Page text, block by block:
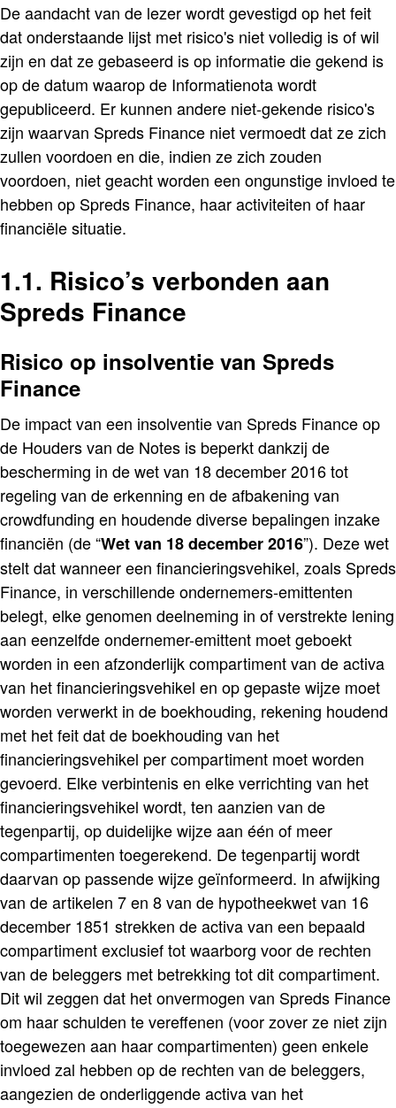
De aandacht van de lezer wordt gevestigd op het feit
dat onderstaande lijst met risico's niet volledig is of wil
zijn en dat ze gebaseerd is op informatie die gekend is
op de datum waarop de Informatienota wordt
gepubliceerd. Er kunnen andere niet-gekende risico's
zijn waarvan Spreds Finance niet vermoedt dat ze zich
zullen voordoen en die, indien ze zich zouden
voordoen, niet geacht worden een ongunstige invloed te
hebben op Spreds Finance, haar activiteiten of haar
financiële situatie.
1.1. Risico’s verbonden aan
Spreds Finance
Risico op insolventie van Spreds
Finance
De impact van een insolventie van Spreds Finance op
de Houders van de Notes is beperkt dankzij de
bescherming in de wet van 18 december 2016 tot
regeling van de erkenning en de afbakening van
crowdfunding en houdende diverse bepalingen inzake
financiën (de “Wet van 18 december 2016”). Deze wet
stelt dat wanneer een financieringsvehikel, zoals Spreds
Finance, in verschillende ondernemers-emittenten
belegt, elke genomen deelneming in of verstrekte lening
aan eenzelfde ondernemer-emittent moet geboekt
worden in een afzonderlijk compartiment van de activa
van het financieringsvehikel en op gepaste wijze moet
worden verwerkt in de boekhouding, rekening houdend
met het feit dat de boekhouding van het
financieringsvehikel per compartiment moet worden
gevoerd. Elke verbintenis en elke verrichting van het
financieringsvehikel wordt, ten aanzien van de
tegenpartij, op duidelijke wijze aan één of meer
compartimenten toegerekend. De tegenpartij wordt
daarvan op passende wijze geïnformeerd. In afwijking
van de artikelen 7 en 8 van de hypotheekwet van 16
december 1851 strekken de activa van een bepaald
compartiment exclusief tot waarborg voor de rechten
van de beleggers met betrekking tot dit compartiment.
Dit wil zeggen dat het onvermogen van Spreds Finance
om haar schulden te vereffenen (voor zover ze niet zijn
toegewezen aan haar compartimenten) geen enkele
invloed zal hebben op de rechten van de beleggers,
aangezien de onderliggende activa van het